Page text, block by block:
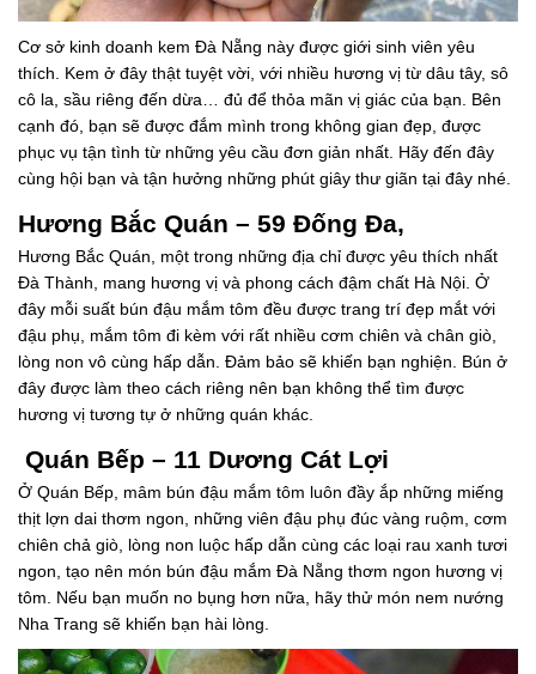
Cơ sở kinh doanh kem Đà Nẵng này được giới sinh viên yêu
thích. Kem ở đây thật tuyệt vời, với nhiều hương vị từ dâu tây, sô
cô la, sầu riêng đến dừa… đủ để thỏa mãn vị giác của bạn. Bên
cạnh đó, bạn sẽ được đắm mình trong không gian đẹp, được
phục vụ tận tình từ những yêu cầu đơn giản nhất. Hãy đến đây
cùng hội bạn và tận hưởng những phút giây thư giãn tại đây nhé.
Hương Bắc Quán – 59 Đống Đa,
Hương Bắc Quán, một trong những địa chỉ được yêu thích nhất
Đà Thành, mang hương vị và phong cách đậm chất Hà Nội. Ở
đây mỗi suất bún đậu mắm tôm đều được trang trí đẹp mắt với
đậu phụ, mắm tôm đi kèm với rất nhiều cơm chiên và chân giò,
lòng non vô cùng hấp dẫn. Đảm bảo sẽ khiến bạn nghiện. Bún ở
đây được làm theo cách riêng nên bạn không thể tìm được
hương vị tương tự ở những quán khác.
Quán Bếp – 11 Dương Cát Lợi
Ở Quán Bếp, mâm bún đậu mắm tôm luôn đầy ắp những miếng
thịt lợn dai thơm ngon, những viên đậu phụ đúc vàng ruộm, cơm
chiên chả giò, lòng non luộc hấp dẫn cùng các loại rau xanh tươi
ngon, tạo nên món bún đậu mắm Đà Nẵng thơm ngon hương vị
tôm. Nếu bạn muốn no bụng hơn nữa, hãy thử món nem nướng
Nha Trang sẽ khiến bạn hài lòng.